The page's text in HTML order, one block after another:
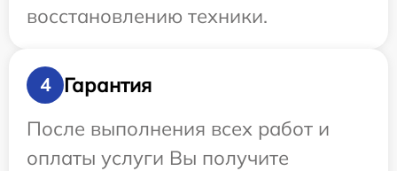
восстановлению техники.
4
Гарантия
После выполнения всех работ и
оплаты услуги Вы получите